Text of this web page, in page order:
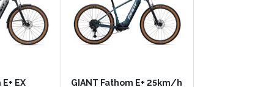
EX GIANT Fathom E+ 25km/h